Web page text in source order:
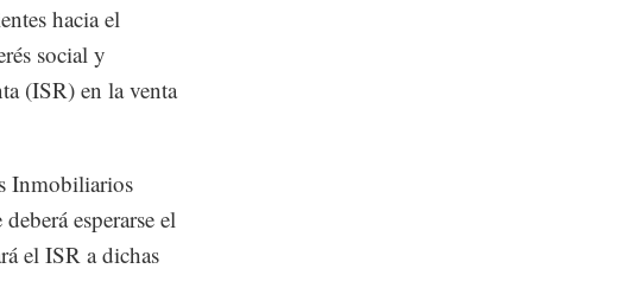
hacia el
social y
(ISR) en la venta
Inmobiliarios
esperarse el
el ISR a dichas